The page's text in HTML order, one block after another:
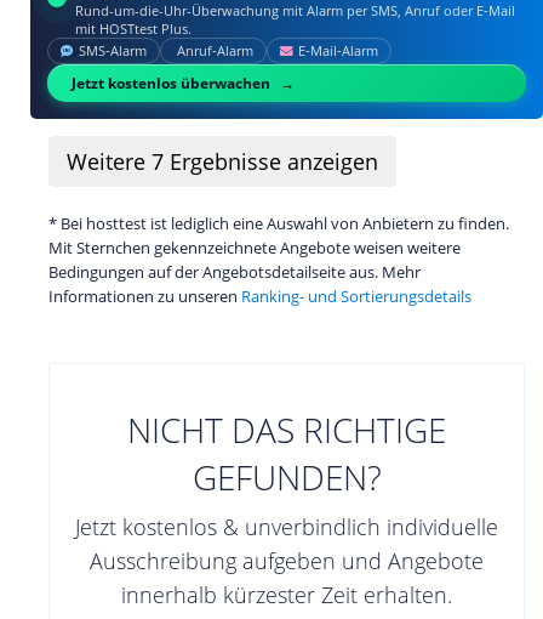
Rund-um-die-Uhr-Überwachung mit Alarm per SMS, Anruf oder E‑Mail
mit HOSTtest Plus.
SMS‑Alarm Anruf‑Alarm E‑Mail‑Alarm
Jetzt kostenlos überwachen
Weitere 7 Ergebnisse anzeigen
* Bei hosttest ist lediglich eine Auswahl von Anbietern zu finden.
Mit Sternchen gekennzeichnete Angebote weisen weitere
Bedingungen auf der Angebotsdetailseite aus. Mehr
Informationen zu unseren Ranking- und Sortierungsdetails
NICHT DAS RICHTIGE
GEFUNDEN?
Jetzt kostenlos & unverbindlich individuelle
Ausschreibung aufgeben und Angebote
innerhalb kürzester Zeit erhalten.